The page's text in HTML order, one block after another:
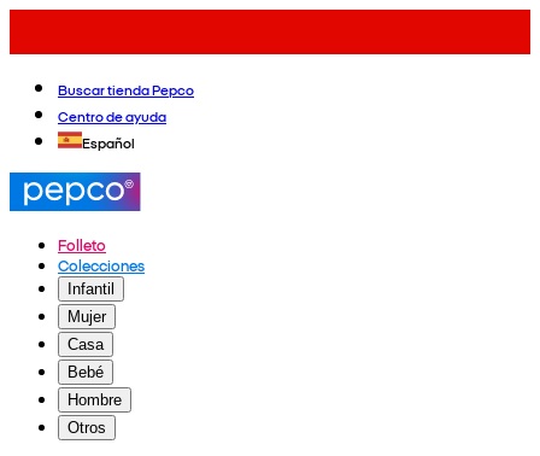
Buscar tienda Pepco
Centro de ayuda
Español
Folleto
Colecciones
Infantil
Mujer
Casa
Bebé
Hombre
Otros